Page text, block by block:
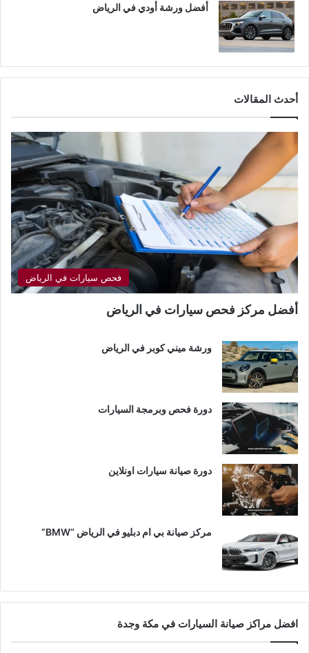
أفضل ورشة أودي في الرياض
أحدث المقالات
فحص سيارات في الرياض
أفضل مركز فحص سيارات في الرياض
ورشة ميني كوبر في الرياض
دورة فحص وبرمجة السيارات
دورة صيانة سيارات اونلاين
مركز صيانة بي ام دبليو في الرياض “BMW”
افضل مراكز صيانة السيارات في مكة وجدة